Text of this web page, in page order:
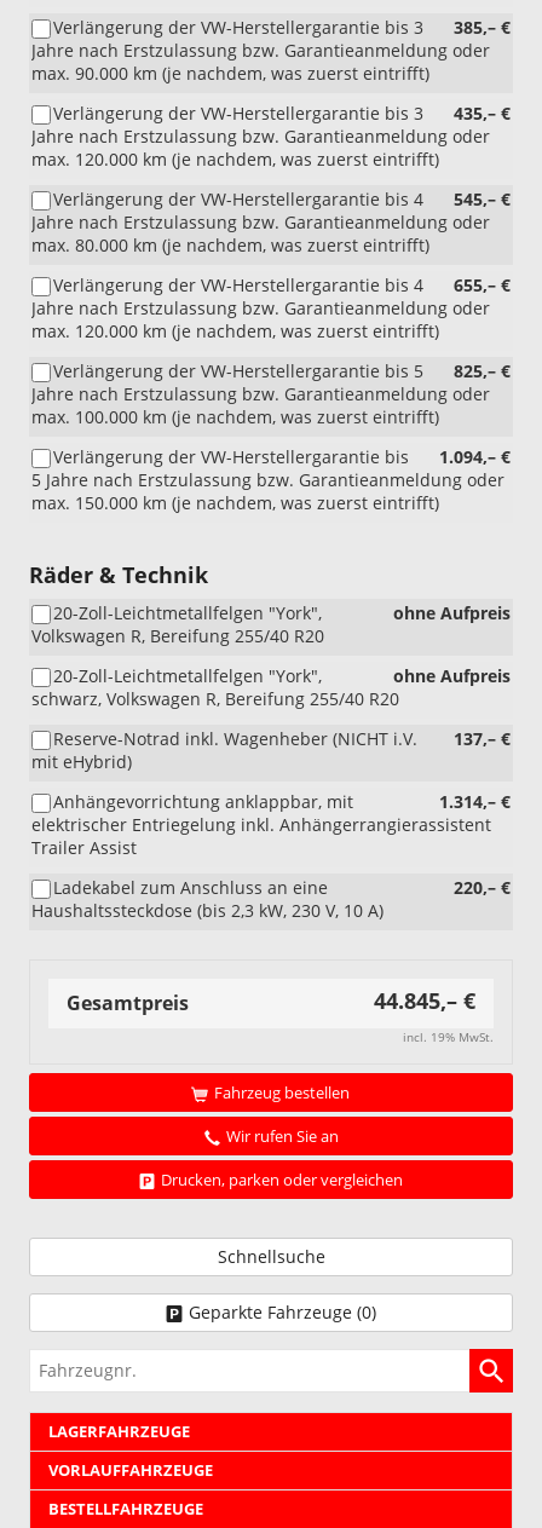
385,– €
Verlängerung der VW-Herstellergarantie bis 3
Jahre nach Erstzulassung bzw. Garantieanmeldung oder
max. 90.000 km (je nachdem, was zuerst eintrifft)
435,– €
Verlängerung der VW-Herstellergarantie bis 3
Jahre nach Erstzulassung bzw. Garantieanmeldung oder
max. 120.000 km (je nachdem, was zuerst eintrifft)
545,– €
Verlängerung der VW-Herstellergarantie bis 4
Jahre nach Erstzulassung bzw. Garantieanmeldung oder
max. 80.000 km (je nachdem, was zuerst eintrifft)
655,– €
Verlängerung der VW-Herstellergarantie bis 4
Jahre nach Erstzulassung bzw. Garantieanmeldung oder
max. 120.000 km (je nachdem, was zuerst eintrifft)
825,– €
Verlängerung der VW-Herstellergarantie bis 5
Jahre nach Erstzulassung bzw. Garantieanmeldung oder
max. 100.000 km (je nachdem, was zuerst eintrifft)
1.094,– €
Verlängerung der VW-Herstellergarantie bis
5 Jahre nach Erstzulassung bzw. Garantieanmeldung oder
max. 150.000 km (je nachdem, was zuerst eintrifft)
Räder & Technik
ohne Aufpreis
20-Zoll-Leichtmetallfelgen "York",
Volkswagen R, Bereifung 255/40 R20
ohne Aufpreis
20-Zoll-Leichtmetallfelgen "York",
schwarz, Volkswagen R, Bereifung 255/40 R20
137,– €
Reserve-Notrad inkl. Wagenheber (NICHT i.V.
mit eHybrid)
1.314,– €
Anhängevorrichtung anklappbar, mit
elektrischer Entriegelung inkl. Anhängerrangierassistent
Trailer Assist
220,– €
Ladekabel zum Anschluss an eine
Haushaltssteckdose (bis 2,3 kW, 230 V, 10 A)
Gesamtpreis 44.845,– €
incl. 19% MwSt.
Fahrzeug bestellen
Wir rufen Sie an
Drucken, parken oder vergleichen
Schnellsuche
Geparkte Fahrzeuge (0)
Fahrzeugnr.
LAGERFAHRZEUGE
VORLAUFFAHRZEUGE
BESTELLFAHRZEUGE